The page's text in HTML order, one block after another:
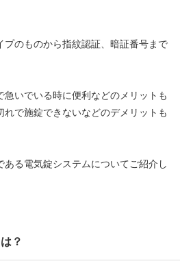
プのものから指紋認証、暗証番号まで
急いでいる時に便利などのメリットも
で施錠できないなどのデメリットも
る電気錠システムについてご紹介し
？